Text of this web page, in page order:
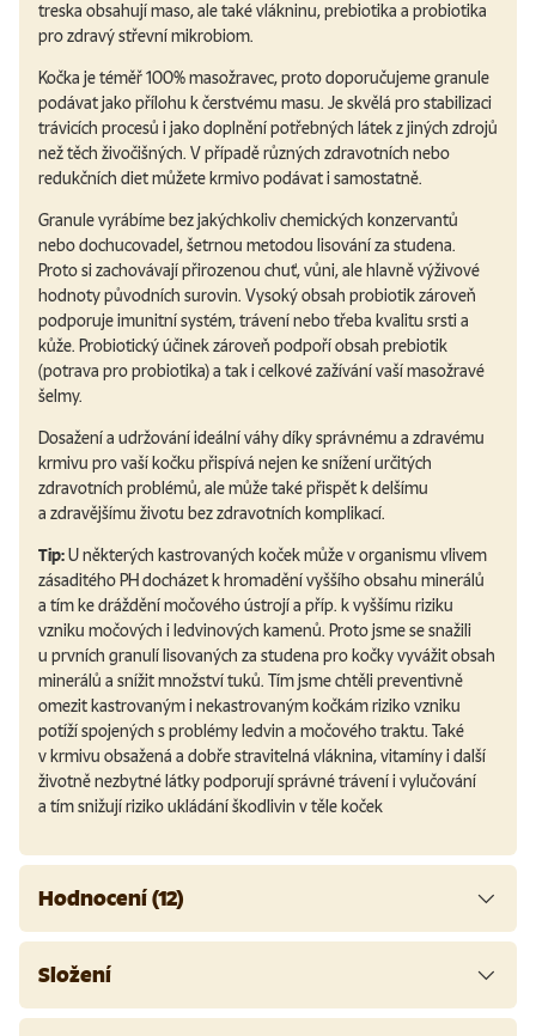
treska obsahují maso, ale také vlákninu, prebiotika a probiotika
pro zdravý střevní mikrobiom.
Kočka je téměř 100% masožravec, proto doporučujeme granule
podávat jako přílohu k čerstvému masu. Je skvělá pro stabilizaci
trávicích procesů i jako doplnění potřebných látek z jiných zdrojů
než těch živočišných. V případě různých zdravotních nebo
redukčních diet můžete krmivo podávat i samostatně.
Granule vyrábíme bez jakýchkoliv chemických konzervantů
nebo dochucovadel, šetrnou metodou lisování za studena.
Proto si zachovávají přirozenou chuť, vůni, ale hlavně výživové
hodnoty původních surovin. Vysoký obsah probiotik zároveň
podporuje imunitní systém, trávení nebo třeba kvalitu srsti a
kůže. Probiotický účinek zároveň podpoří obsah prebiotik
(potrava pro probiotika) a tak i celkové zažívání vaší masožravé
šelmy.
Dosažení a udržování ideální váhy díky správnému a zdravému
krmivu pro vaší kočku přispívá nejen ke snížení určitých
zdravotních problémů, ale může také přispět k delšímu
a zdravějšímu životu bez zdravotních komplikací.
Tip:U některých kastrovaných koček může v organismu vlivem
zásaditého PH docházet k hromadění vyššího obsahu minerálů
a tím ke dráždění močového ústrojí a příp. k vyššímu riziku
vzniku močových i ledvinových kamenů. Proto jsme se snažili
u prvních granulí lisovaných za studena pro kočky vyvážit obsah
minerálů a snížit množství tuků. Tím jsme chtěli preventivně
omezit kastrovaným i nekastrovaným kočkám riziko vzniku
potíží spojených s problémy ledvin a močového traktu. Také
v krmivu obsažená a dobře stravitelná vláknina, vitamíny i další
životně nezbytné látky podporují správné trávení i vylučování
a tím snižují riziko ukládání škodlivin v těle koček
Hodnocení (12)
Složení